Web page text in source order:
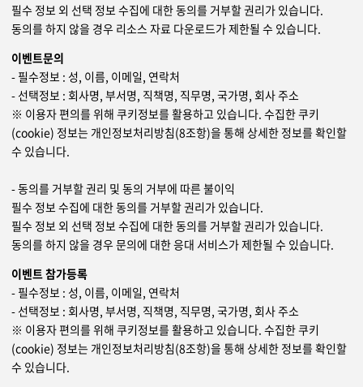
필수 정보 외 선택 정보 수집에 대한 동의를 거부할 권리가 있습니다.
동의를 하지 않을 경우 리소스 자료 다운로드가 제한될 수 있습니다.
이벤트문의
- 필수정보 : 성, 이름, 이메일, 연락처
- 선택정보 : 회사명, 부서명, 직책명, 직무명, 국가명, 회사 주소
※ 이용자 편의를 위해 쿠키정보를 활용하고 있습니다. 수집한 쿠키
(cookie) 정보는 개인정보처리방침(8조항)을 통해 상세한 정보를 확인할
수 있습니다.
- 동의를 거부할 권리 및 동의 거부에 따른 불이익
필수 정보 수집에 대한 동의를 거부할 권리가 있습니다.
필수 정보 외 선택 정보 수집에 대한 동의를 거부할 권리가 있습니다.
동의를 하지 않을 경우 문의에 대한 응대 서비스가 제한될 수 있습니다.
이벤트 참가등록
- 필수정보 : 성, 이름, 이메일, 연락처
- 선택정보 : 회사명, 부서명, 직책명, 직무명, 국가명, 회사 주소
※ 이용자 편의를 위해 쿠키정보를 활용하고 있습니다. 수집한 쿠키
(cookie) 정보는 개인정보처리방침(8조항)을 통해 상세한 정보를 확인할
수 있습니다.